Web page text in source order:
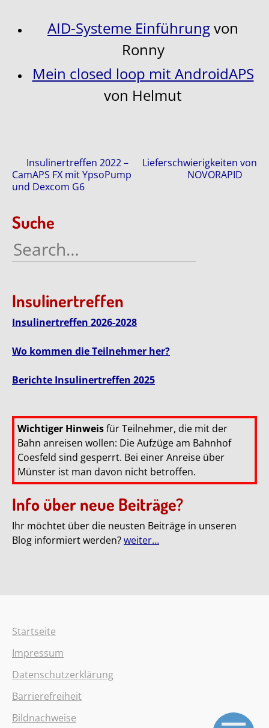
AID-Systeme Einführungvon
Ronny
Mein closed loop mit AndroidAPS
von Helmut
Posts
navigation
Insulinertreffen 2022 –
CamAPS FX mit YpsoPump
und Dexcom G6
Lieferschwierigkeiten von
NOVORAPID
Suche
Search
for:
Insulinertreffen
Insulinertreffen 2026-2028
Wo kommen die Teilnehmer her?
Berichte Insulinertreffen 2025
Wichtiger Hinweisfür Teilnehmer, die mit der
Bahn anreisen wollen: Die Aufzüge am Bahnhof
Coesfeld sind gesperrt. Bei einer Anreise über
Münster ist man davon nicht betroffen.
Info über neue Beiträge?
Ihr möchtet über die neusten Beiträge in unseren
Blog informiert werden?weiter…
Startseite
Impressum
Datenschutzerklärung
Barrierefreiheit
Bildnachweise